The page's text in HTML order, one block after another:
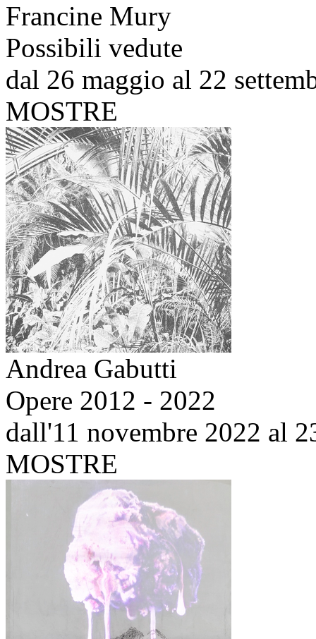
Francine Mury
Possibili vedute
dal 26 maggio al 22
MOSTRE
Andrea Gabutti
Opere 2012 - 2022
dall'11 novembre 2022 al
MOSTRE